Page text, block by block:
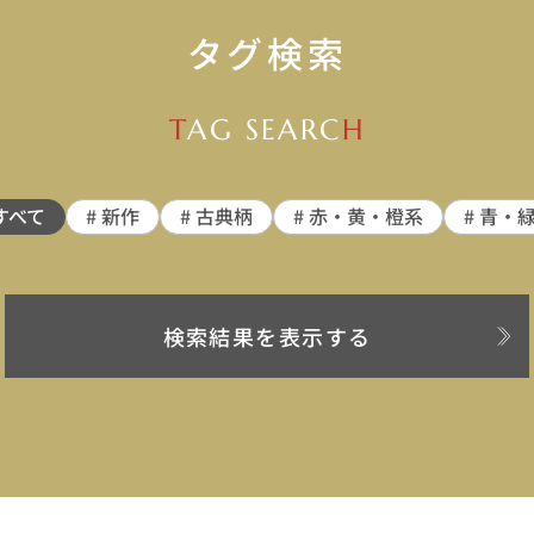
タグ検索
TAG SEARCH
べて # 新作 # 古典柄 # 赤・黄・橙系 # 青・
検索結果を表示する